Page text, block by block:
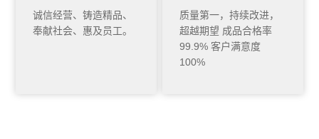
诚信经营、铸造精品、
奉献社会、惠及员工。
质量第一，持续改进，
超越期望 成品合格率
99.9% 客户满意度
100%